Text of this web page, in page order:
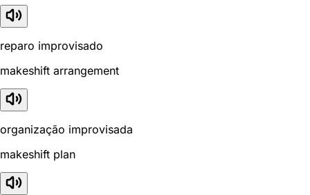
reparo improvisado
makeshift arrangement
organização improvisada
makeshift plan